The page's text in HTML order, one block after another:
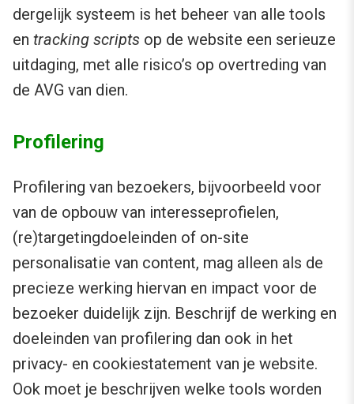
dergelijk systeem is het beheer van alle tools
en tracking scripts op de website een serieuze
uitdaging, met alle risico’s op overtreding van
de AVG van dien.
Profilering
Profilering van bezoekers, bijvoorbeeld voor
van de opbouw van interesseprofielen,
(re)targetingdoeleinden of on-site
personalisatie van content, mag alleen als de
precieze werking hiervan en impact voor de
bezoeker duidelijk zijn. Beschrijf de werking en
doeleinden van profilering dan ook in het
privacy- en cookiestatement van je website.
Ook moet je beschrijven welke tools worden